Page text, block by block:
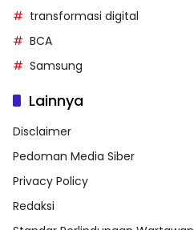
transformasi digital
BCA
Samsung
Lainnya
Disclaimer
Pedoman Media Siber
Privacy Policy
Redaksi